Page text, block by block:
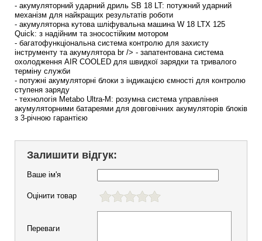
- акумуляторний ударний дриль SB 18 LT: потужний ударний
механізм для найкращих результатів роботи
- акумуляторна кутова шліфувальна машина W 18 LTX 125
Quick: з надійним та зносостійким мотором
- багатофункціональна система контролю для захисту
інструменту та акумулятора br /> - запатентована система
охолодження AIR COOLED для швидкої зарядки та тривалого
терміну служби
- потужні акумуляторні блоки з індикацією ємності для контролю
ступеня заряду
- технологія Metabo Ultra-M: розумна система управління
акумуляторними батареями для довговічних акумуляторів блоків
з 3-річною гарантією
Залишити відгук:
Ваше ім'я
Оцінити товар
Переваги